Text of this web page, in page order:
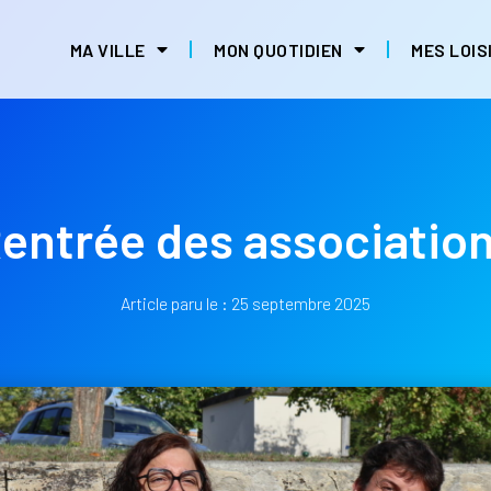
MA VILLE MON QUOTIDIEN MES
des
Article paru le : 25 septembre 2025